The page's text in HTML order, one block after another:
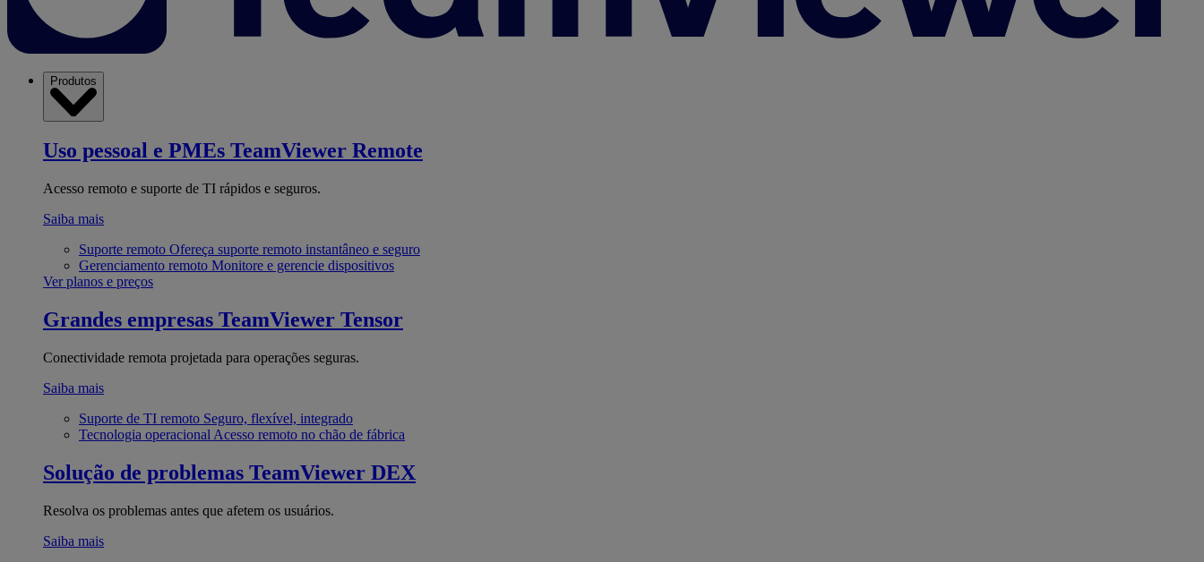
Produtos
Uso pessoal e PMEs TeamViewer Remote
Acesso remoto e suporte de TI rápidos e seguros.
Saiba mais
Suporte remoto Ofereça suporte remoto instantâneo e seguro
Gerenciamento remoto Monitore e gerencie dispositivos
Ver planos e preços
Grandes empresas TeamViewer Tensor
Conectividade remota projetada para operações seguras.
Saiba mais
Suporte de TI remoto Seguro, flexível, integrado
Tecnologia operacional Acesso remoto no chão de fábrica
Solução de problemas TeamViewer DEX
Resolva os problemas antes que afetem os usuários.
Saiba mais